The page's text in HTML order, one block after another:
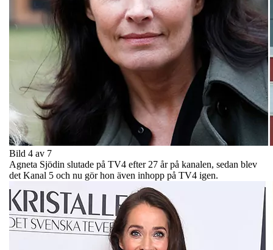
Bild 4 av 7
Agneta Sjödin slutade på TV4 efter 27 år på kanalen, sedan blev
det Kanal 5 och nu gör hon även inhopp på TV4 igen.